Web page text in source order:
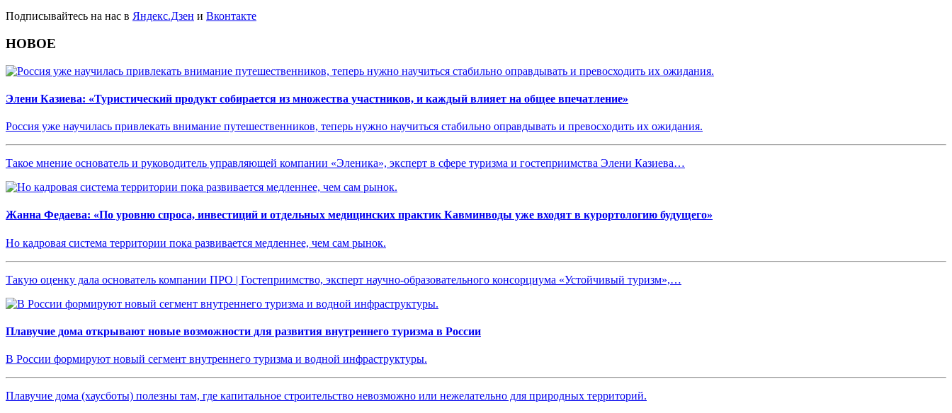
Подписывайтесь на нас в Яндекс.Дзен и Вконтакте
НОВОЕ
Элени Казиева: «Туристический продукт собирается из множества участников, и каждый влияет на общее впечатление»
Россия уже научилась привлекать внимание путешественников, теперь нужно научиться стабильно оправдывать и превосходить их ожидания.
Такое мнение основатель и руководитель управляющей компании «Эленика», эксперт в сфере туризма и гостеприимства Элени Казиева…
Жанна Федаева: «По уровню спроса, инвестиций и отдельных медицинских практик Кавминводы уже входят в курортологию будущего»
Но кадровая система территории пока развивается медленнее, чем сам рынок.
Такую оценку дала основатель компании ПРО | Гостеприимство, эксперт научно-образовательного консорциума «Устойчивый туризм»,…
Плавучие дома открывают новые возможности для развития внутреннего туризма в России
В России формируют новый сегмент внутреннего туризма и водной инфраструктуры.
Плавучие дома (хаусботы) полезны там, где капитальное строительство невозможно или нежелательно для природных территорий.